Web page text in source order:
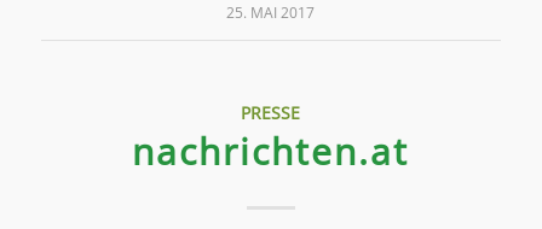
25. MAI 2017
PRESSE
nachrichten.at